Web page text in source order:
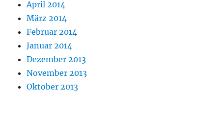
April 2014
März 2014
Februar 2014
Januar 2014
Dezember 2013
November 2013
Oktober 2013